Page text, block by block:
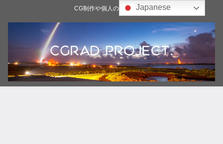
CG制作や個人の雑記ブログJapanese